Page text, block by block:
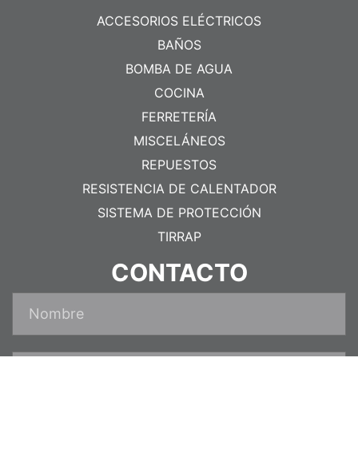
ACCESORIOS ELÉCTRICOS
BAÑOS
BOMBA DE AGUA
COCINA
FERRETERÍA
MISCELÁNEOS
REPUESTOS
RESISTENCIA DE CALENTADOR
SISTEMA DE PROTECCIÓN
TIRRAP
CONTACTO